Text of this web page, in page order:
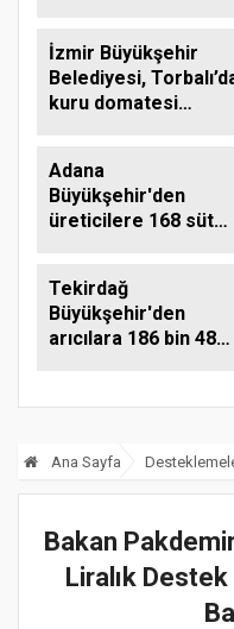
İzmir Büyükşehir
Belediyesi,
kuru domatesi
Adana
Büyükşehir'den
üreticilere 168 süt
Tekirdağ
Büyükşehir'den
arıcılara 186 bin 480
Ana Sayfa
Bakan
Liralık